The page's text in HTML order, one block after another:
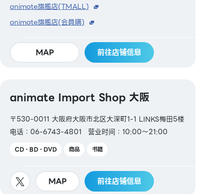
animate旗艦店(TMALL)
animate旗艦店(会員購)
MAP 前往店铺信息
animate Import Shop 大阪
〒530-0011 大阪府大阪市北区大深町1-1 LINKS梅田5楼
电话：06-6743-4801
营业时间：10:00～21:00
CD・BD・DVD 商品 书籍
MAP 前往店铺信息